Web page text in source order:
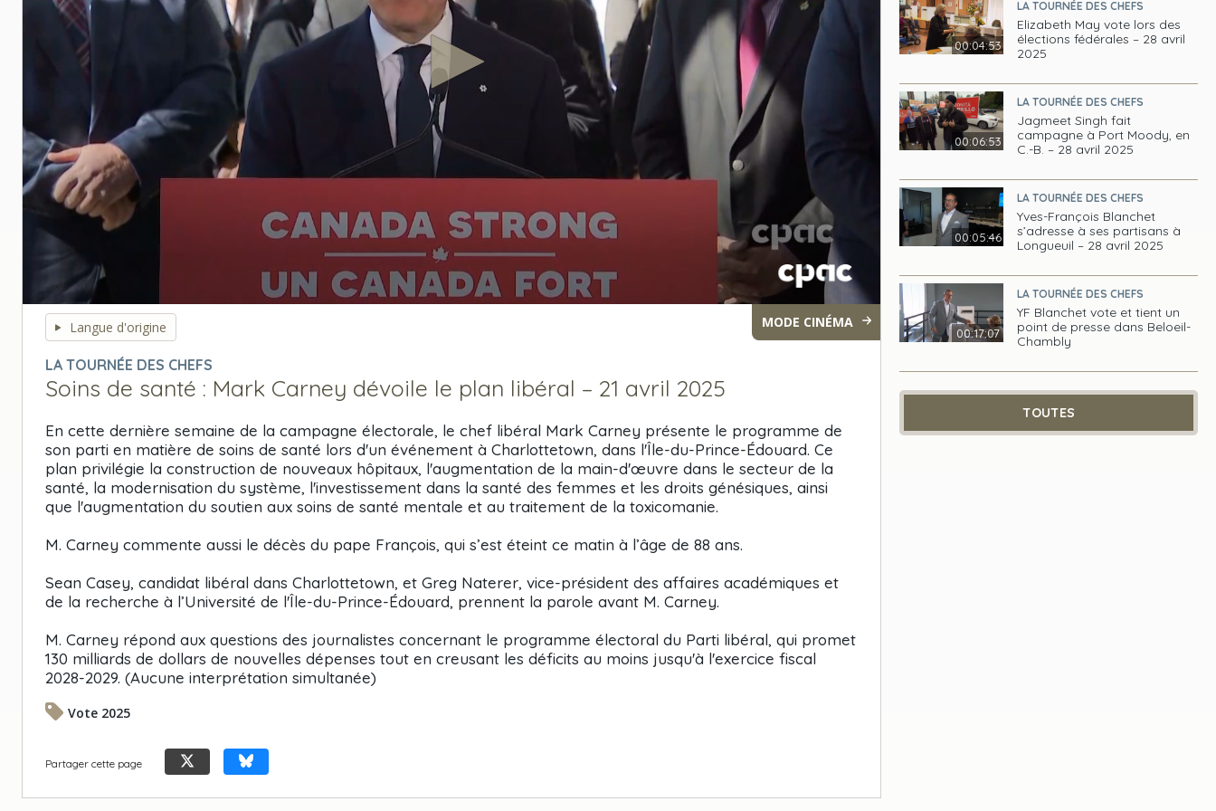
seconds
seconds Volume
90%
Langue d'origine MODE CINÉMA
LA TOURNÉE DES CHEFS
Soins de santé : Mark Carney dévoile le plan libéral – 21 avril 2025
En cette dernière semaine de la campagne électorale, le chef libéral Mark Carney présente le programme de
son parti en matière de soins de santé lors d'un événement à Charlottetown, dans l'Île-du-Prince-Édouard. Ce
plan privilégie la construction de nouveaux hôpitaux, l'augmentation de la main-d'œuvre dans le secteur de la
santé, la modernisation du système, l'investissement dans la santé des femmes et les droits génésiques, ainsi
que l'augmentation du soutien aux soins de santé mentale et au traitement de la toxicomanie.
M. Carney commente aussi le décès du pape François, qui s’est éteint ce matin à l’âge de 88 ans.
Sean Casey, candidat libéral dans Charlottetown, et Greg Naterer, vice-président des affaires académiques et
de la recherche à l’Université de l'Île-du-Prince-Édouard, prennent la parole avant M. Carney.
M. Carney répond aux questions des journalistes concernant le programme électoral du Parti libéral, qui promet
130 milliards de dollars de nouvelles dépenses tout en creusant les déficits au moins jusqu'à l'exercice fiscal
2028-2029. (Aucune interprétation simultanée)
Vote 2025
Partager cette page
00:04:53
LA TOURNÉE DES CHEFS
Elizabeth May vote lors des
élections fédérales – 28 avril
2025
00:06:53
LA TOURNÉE DES CHEFS
Jagmeet Singh fait
campagne à Port Moody, en
C.-B. – 28 avril 2025
00:05:46
LA TOURNÉE DES CHEFS
Yves-François Blanchet
s’adresse à ses partisans à
Longueuil – 28 avril 2025
00:17:07
LA TOURNÉE DES CHEFS
YF Blanchet vote et tient un
point de presse dans Beloeil-
Chambly
TOUTES